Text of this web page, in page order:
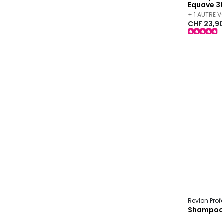
Equave
+ 1 AUTRE
CHF
Revlon